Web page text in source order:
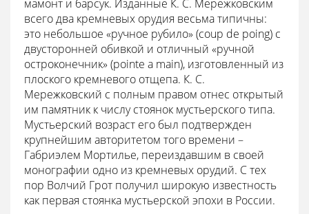
мамонт и барсук. Изданные К. С. Мережковским
всего два кремневых орудия весьма типичны:
это небольшое «ручное рубило» (coup de poing) с
двусторонней обивкой и отличный «ручной
остроконечник» (pointe a main), изготовленный из
плоского кремневого отщепа. К. С.
Мережковский с полным правом отнес открытый
им памятник к числу стоянок мустьерского типа.
Мустьерский возраст его был подтвержден
крупнейшим авторитетом того времени –
Габриэлем Мортилье, переиздавшим в своей
монографии одно из кремневых орудий. С тех
пор Волчий Грот получил широкую известность
как первая стоянка мустьерской эпохи в России.